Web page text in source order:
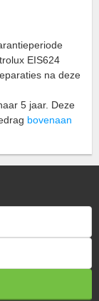
EIS624
na deze
5 jaar. Deze
bovenaan